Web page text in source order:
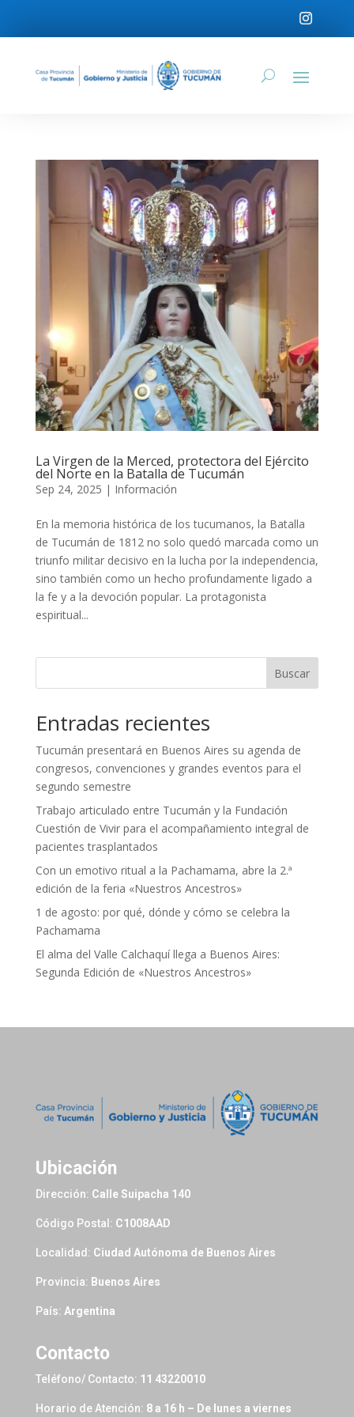
La Virgen de la Merced, protectora del Ejército
del Norte en la Batalla de Tucumán
Sep 24, 2025 | Información
En la memoria histórica de los tucumanos, la Batalla
de Tucumán de 1812 no solo quedó marcada como un
triunfo militar decisivo en la lucha por la independencia,
sino también como un hecho profundamente ligado a
la fe y a la devoción popular. La protagonista
espiritual...
Buscar
Entradas recientes
Tucumán presentará en Buenos Aires su agenda de
congresos, convenciones y grandes eventos para el
segundo semestre
Trabajo articulado entre Tucumán y la Fundación
Cuestión de Vivir para el acompañamiento integral de
pacientes trasplantados
Con un emotivo ritual a la Pachamama, abre la 2.ª
edición de la feria «Nuestros Ancestros»
1 de agosto: por qué, dónde y cómo se celebra la
Pachamama
El alma del Valle Calchaquí llega a Buenos Aires:
Segunda Edición de «Nuestros Ancestros»
Ubicación
Dirección: Calle Suipacha 140
Código Postal: C1008AAD
Localidad: Ciudad Autónoma de Buenos Aires
Provincia: Buenos Aires
País: Argentina
Contacto
Teléfono/ Contacto: 11 43220010
Horario de Atención: 8 a 16 h – De lunes a viernes